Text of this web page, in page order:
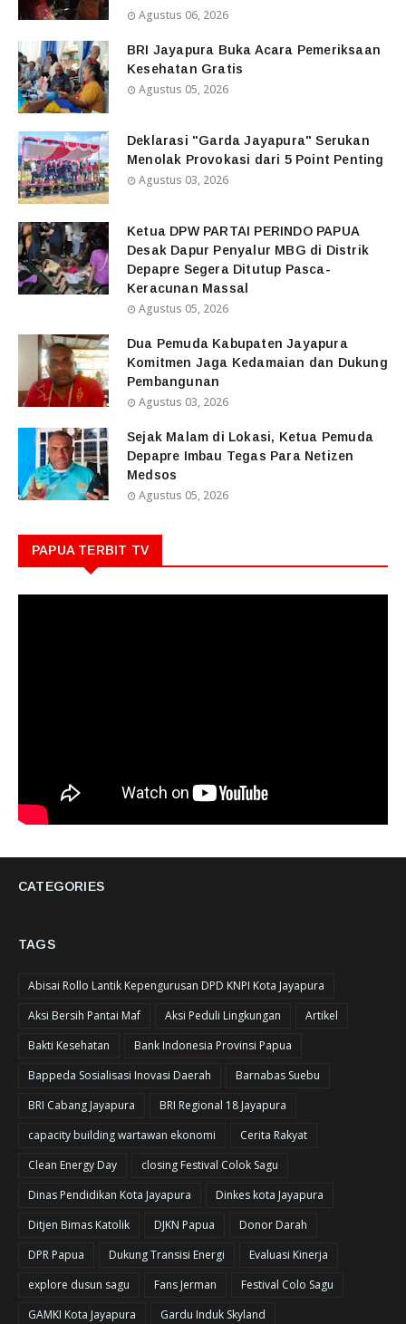
Agustus 06, 2026
BRI Jayapura Buka Acara Pemeriksaan
Kesehatan Gratis
Agustus 05, 2026
Deklarasi "Garda Jayapura" Serukan
Menolak Provokasi dari 5 Point Penting
Agustus 03, 2026
Ketua DPW PARTAI PERINDO PAPUA
Desak Dapur Penyalur MBG di Distrik
Depapre Segera Ditutup Pasca-
Keracunan Massal
Agustus 05, 2026
Dua Pemuda Kabupaten Jayapura
Komitmen Jaga Kedamaian dan Dukung
Pembangunan
Agustus 03, 2026
Sejak Malam di Lokasi, Ketua Pemuda
Depapre Imbau Tegas Para Netizen
Medsos
Agustus 05, 2026
PAPUA TERBIT TV
CATEGORIES
TAGS
Abisai Rollo Lantik Kepengurusan DPD KNPI Kota Jayapura
Aksi Bersih Pantai Maf
Aksi Peduli Lingkungan
Artikel
Bakti Kesehatan
Bank Indonesia Provinsi Papua
Bappeda Sosialisasi Inovasi Daerah
Barnabas Suebu
BRI Cabang Jayapura
BRI Regional 18 Jayapura
capacity building wartawan ekonomi
Cerita Rakyat
Clean Energy Day
closing Festival Colok Sagu
Dinas Pendidikan Kota Jayapura
Dinkes kota Jayapura
Ditjen Bimas Katolik
DJKN Papua
Donor Darah
DPR Papua
Dukung Transisi Energi
Evaluasi Kinerja
explore dusun sagu
Fans Jerman
Festival Colo Sagu
GAMKI Kota Jayapura
Gardu Induk Skyland